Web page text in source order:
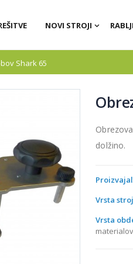
NOVI STROJI
Shark 65
dolžino.
Vrsta
Vrsta
materialov